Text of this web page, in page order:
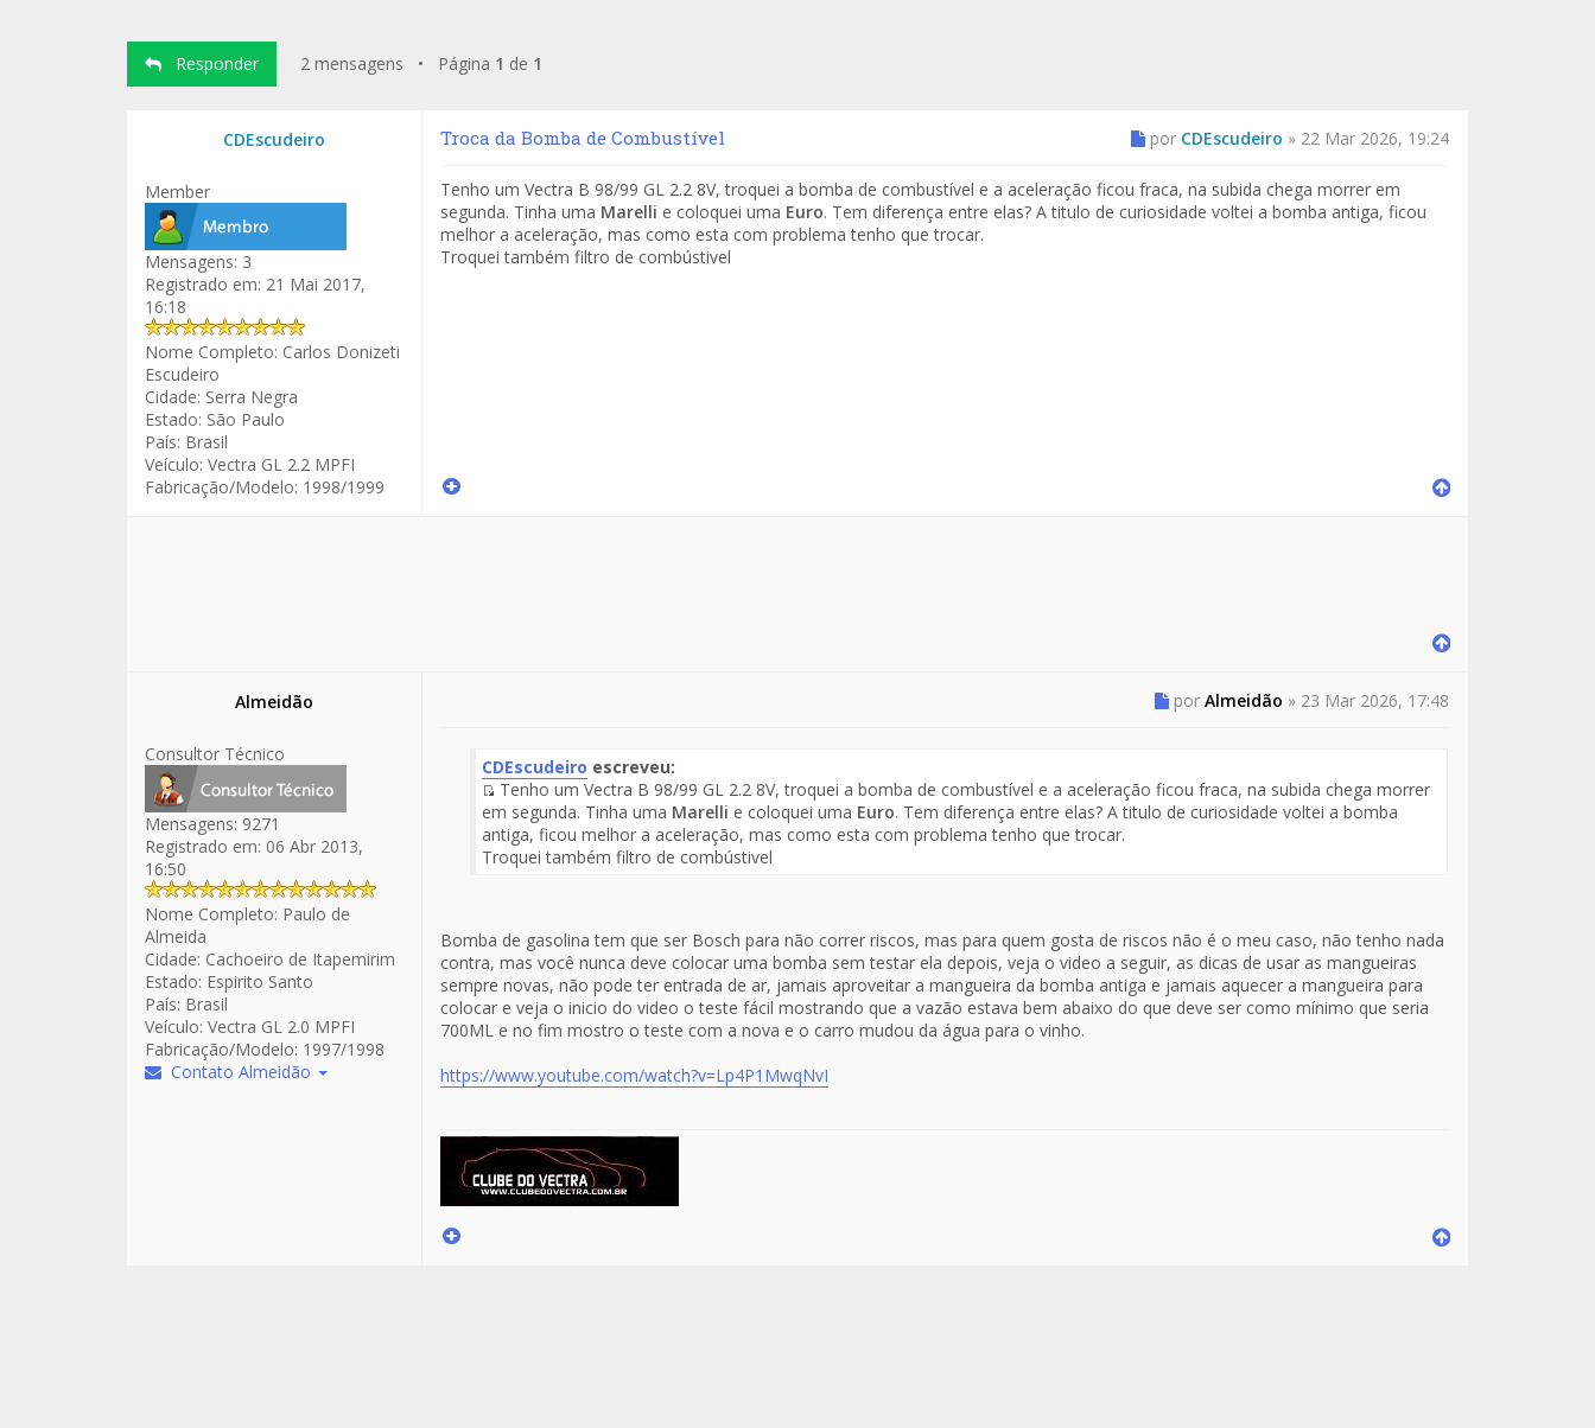
Responder 2 mensagens • Página 1 de 1
CDEscudeiro
Member
Mensagens: 3
Registrado em: 21 Mai 2017,
16:18
Nome Completo: Carlos Donizeti
Escudeiro
Cidade: Serra Negra
Estado: São Paulo
País: Brasil
Veículo: Vectra GL 2.2 MPFI
Fabricação/Modelo: 1998/1999
Troca da Bomba de Combustível por CDEscudeiro » 22 Mar 2026, 19:24
Tenho um Vectra B 98/99 GL 2.2 8V, troquei a bomba de combustível e a aceleração ficou fraca, na subida chega morrer em
segunda. Tinha uma Marelli e coloquei uma Euro. Tem diferença entre elas? A titulo de curiosidade voltei a bomba antiga, ficou
melhor a aceleração, mas como esta com problema tenho que trocar.
Troquei também filtro de combústivel
Almeidão
Consultor Técnico
Mensagens: 9271
Registrado em: 06 Abr 2013,
16:50
Nome Completo: Paulo de
Almeida
Cidade: Cachoeiro de Itapemirim
Estado: Espirito Santo
País: Brasil
Veículo: Vectra GL 2.0 MPFI
Fabricação/Modelo: 1997/1998
Contato Almeidão
por Almeidão » 23 Mar 2026, 17:48
CDEscudeiro escreveu:
Fuente
del
Mensaje
Tenho um Vectra B 98/99 GL 2.2 8V, troquei a bomba de combustível e a aceleração ficou fraca, na subida chega morrer
em segunda. Tinha uma Marelli e coloquei uma Euro. Tem diferença entre elas? A titulo de curiosidade voltei a bomba
antiga, ficou melhor a aceleração, mas como esta com problema tenho que trocar.
Troquei também filtro de combústivel
Bomba de gasolina tem que ser Bosch para não correr riscos, mas para quem gosta de riscos não é o meu caso, não tenho nada
contra, mas você nunca deve colocar uma bomba sem testar ela depois, veja o video a seguir, as dicas de usar as mangueiras
sempre novas, não pode ter entrada de ar, jamais aproveitar a mangueira da bomba antiga e jamais aquecer a mangueira para
colocar e veja o inicio do video o teste fácil mostrando que a vazão estava bem abaixo do que deve ser como mínimo que seria
700ML e no fim mostro o teste com a nova e o carro mudou da água para o vinho.
https://www.youtube.com/watch?v=Lp4P1MwqNvI